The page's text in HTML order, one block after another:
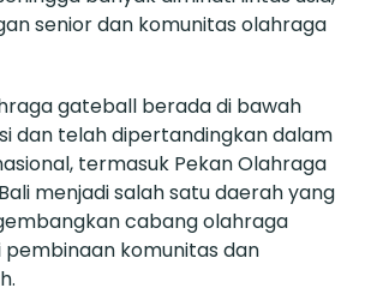
senior dan komunitas olahraga
gateball berada di bawah
dan telah dipertandingkan dalam
termasuk Pekan Olahraga
menjadi salah satu daerah yang
cabang olahraga
komunitas dan